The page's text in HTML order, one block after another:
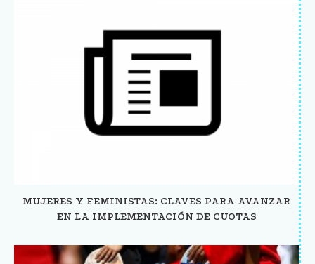
MUJERES Y FEMINISTAS: CLAVES PARA AVANZAR
EN LA IMPLEMENTACIÓN DE CUOTAS